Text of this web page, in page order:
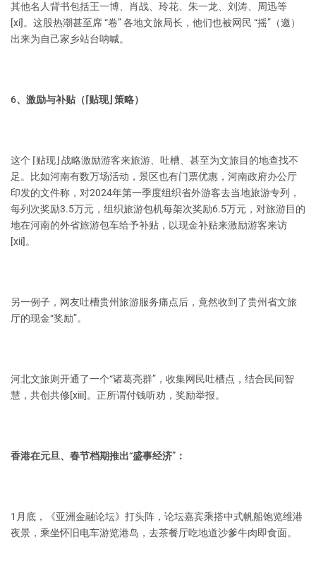
其他名人背书包括王一博、肖战、玲花、朱一龙、刘涛、周迅等
[xi]。这股热潮甚至席 “卷” 各地文旅局长，他们也被网民 “摇”（邀）
出来为自己家乡站台呐喊。
6、激励与补贴（⌈贴现⌋ 策略）
这个 ⌈贴现⌋ 战略激励游客来旅游、吐槽、甚至为文旅目的地查找不
足。比如河南有数万场活动，景区也有门票优惠，河南政府办公厅
印发的文件称，对2024年第一季度组织省外游客去当地旅游专列，
每列次奖励3.5万元，组织旅游包机每架次奖励6.5万元，对旅游目的
地在河南的外省旅游包车给予补贴，以现金补贴来激励游客来访
[xii]。
另一例子，网友吐槽贵州旅游服务痛点后，竟然收到了贵州省文旅
厅的现金“奖励”。
河北文旅则开通了一个“诸葛亮群”，收集网民吐槽点，结合民间智
慧，共创共修[xiii]。正所谓付钱听劝，奖励举报。
香港在元旦、春节档期推出“盛事经济”：
1月底，《亚洲金融论坛》打头阵，论坛嘉宾乘搭中式帆船饱览维港
夜景，乘坐怀旧电车游览港岛，去茶餐厅吃地道沙爹牛肉即食面。